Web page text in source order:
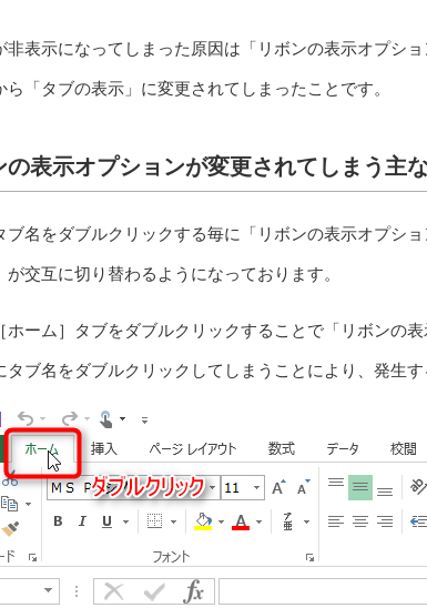
非表示になってしまった原因は「リボンの表示オプシ
ら「タブの表示」に変更されてしまったことです。
の表示オプションが変更されてしまう主
ブ名をダブルクリックする毎に「リボンの表示オプシ
が交互に切り替わるようになっております。
ホーム］タブをダブルクリックすることで「リボンの表
タブ名をダブルクリックしてしまうことにより、発生す